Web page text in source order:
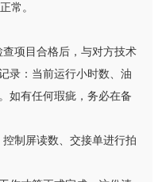
常。
项目合格后，与对方技术
录：当前运行小时数、油
如有任何瑕疵，务必在备
制屏读数、交接单进行拍